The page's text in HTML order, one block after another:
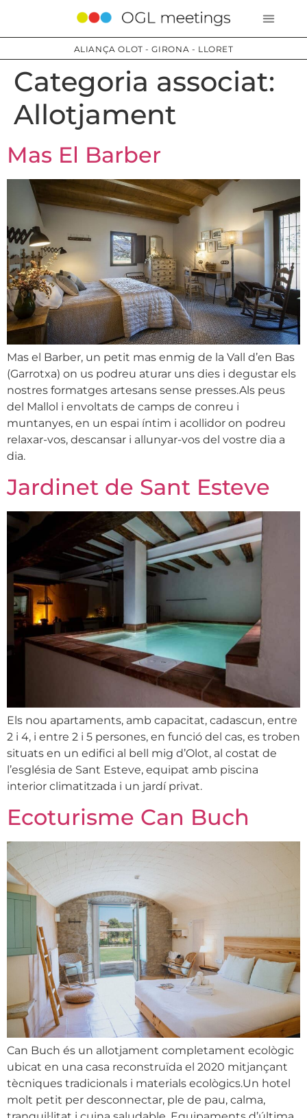
ALIANÇA OLOT - GIRONA - LLORET
Categoria associat:
Allotjament
Mas El Barber
Mas el Barber, un petit mas enmig de la Vall d’en Bas
(Garrotxa) on us podreu aturar uns dies i degustar els
nostres formatges artesans sense presses.Als peus
del Mallol i envoltats de camps de conreu i
muntanyes, en un espai íntim i acollidor on podreu
relaxar-vos, descansar i allunyar-vos del vostre dia a
dia.
Jardinet de Sant Esteve
Els nou apartaments, amb capacitat, cadascun, entre
2 i 4, i entre 2 i 5 persones, en funció del cas, es troben
situats en un edifici al bell mig d’Olot, al costat de
l’església de Sant Esteve, equipat amb piscina
interior climatitzada i un jardí privat.
Ecoturisme Can Buch
Can Buch és un allotjament completament ecològic
ubicat en una casa reconstruïda el 2020 mitjançant
tècniques tradicionals i materials ecològics.Un hotel
molt petit per desconnectar, ple de pau, calma,